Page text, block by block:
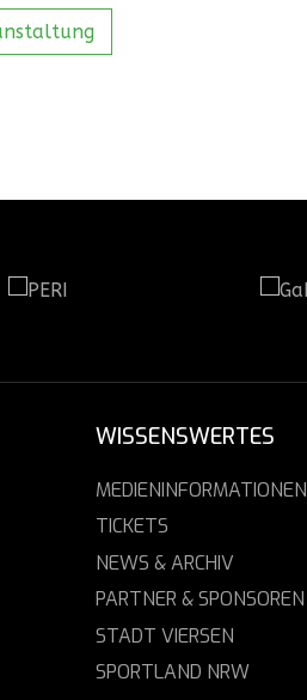
WISSENSWERTES
MEDIENINFORMATIONEN
TICKETS
NEWS & ARCHIV
PARTNER & SPONSOREN
STADT VIERSEN
SPORTLAND NRW